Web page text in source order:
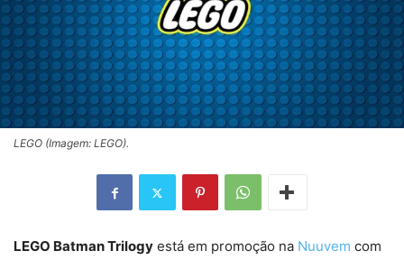
LEGO (Imagem: LEGO).
LEGO Batman Trilogy está em promoção na Nuuvem com